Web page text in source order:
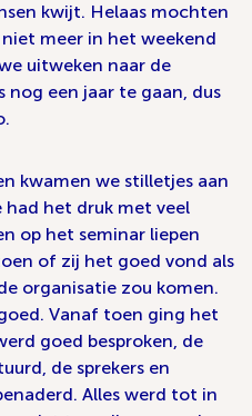
kwijt. Helaas mochten
meer in het weekend
uitweken naar de
nog een jaar te gaan, dus
kwamen we stilletjes aan
het druk met veel
op het seminar liepen
of zij het goed vond als
organisatie zou komen.
Vanaf toen ging het
goed besproken, de
de sprekers en
Alles werd tot in